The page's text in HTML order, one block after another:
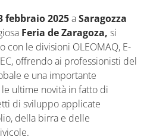
febbraio 2025aSaragozza
Feria de Zaragoza, si
con le divisioni OLEOMAQ, E-
offrendo ai professionisti del
e una importante
ultime novità in fatto di
di sviluppo applicate
della birra e delle